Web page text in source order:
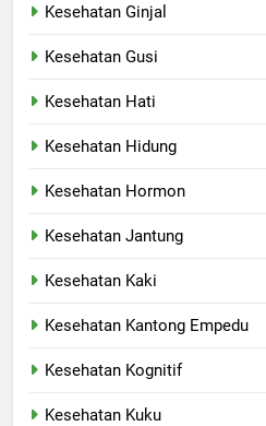
Kesehatan Ginjal
Kesehatan Gusi
Kesehatan Hati
Kesehatan Hidung
Kesehatan Hormon
Kesehatan Jantung
Kesehatan Kaki
Kesehatan Kantong Empedu
Kesehatan Kognitif
Kesehatan Kuku